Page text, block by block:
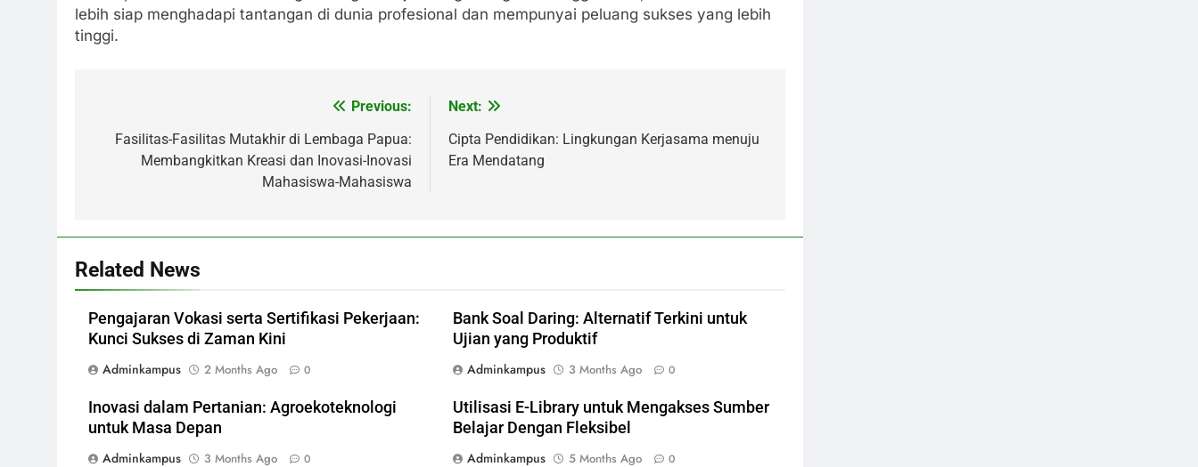
lebih siap menghadapi tantangan di dunia profesional dan mempunyai peluang sukses yang lebih
tinggi.
navigation
Previous:
Fasilitas-Fasilitas Mutakhir di Lembaga Papua:
Membangkitkan Kreasi dan Inovasi-Inovasi
Mahasiswa-Mahasiswa
Next:
Cipta Pendidikan: Lingkungan Kerjasama menuju
Era Mendatang
Related News
Pengajaran Vokasi serta Sertifikasi Pekerjaan:
Kunci Sukses di Zaman Kini
Adminkampus
2 Months Ago 0
Bank Soal Daring: Alternatif Terkini untuk
Ujian yang Produktif
Adminkampus
3 Months Ago 0
Inovasi dalam Pertanian: Agroekoteknologi
untuk Masa Depan
Adminkampus
3 Months Ago 0
Utilisasi E-Library untuk Mengakses Sumber
Belajar Dengan Fleksibel
Adminkampus
5 Months Ago 0